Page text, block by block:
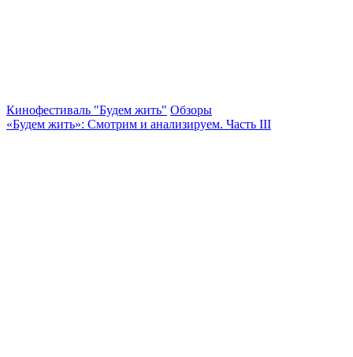
Кинофестиваль "Будем жить" Обзоры
«Будем жить»: Смотрим и анализируем. Часть III